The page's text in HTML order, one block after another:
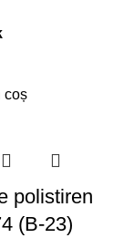
coș
polistiren
(B-23)